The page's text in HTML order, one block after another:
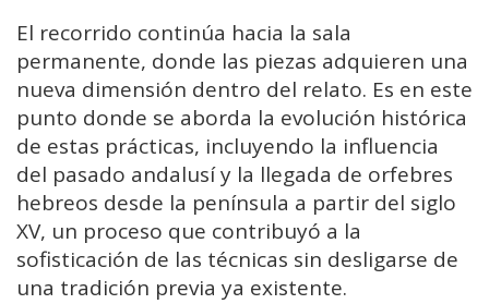
El recorrido continúa hacia la sala
permanente, donde las piezas adquieren una
nueva dimensión dentro del relato. Es en este
punto donde se aborda la evolución histórica
de estas prácticas, incluyendo la influencia
del pasado andalusí y la llegada de orfebres
hebreos desde la península a partir del siglo
XV, un proceso que contribuyó a la
sofisticación de las técnicas sin desligarse de
una tradición previa ya existente.